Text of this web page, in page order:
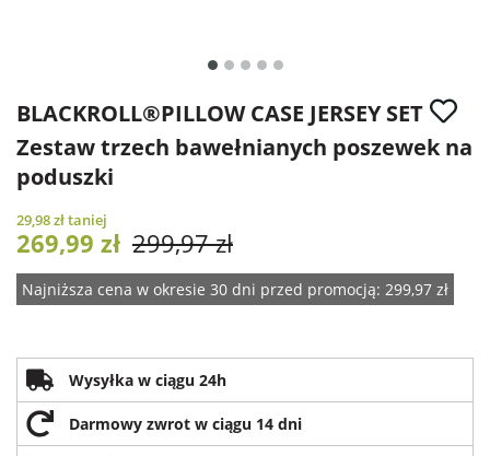
BLACKROLL®PILLOW CASE JERSEY SET
Zestaw trzech bawełnianych poszewek na
poduszki
29,98 złtaniej
269,99 zł 299,97 zł
Najniższa cena w okresie 30 dni przed promocją: 299,97 zł
Wysyłka w ciągu 24h
Darmowy zwrot w ciągu 14 dni